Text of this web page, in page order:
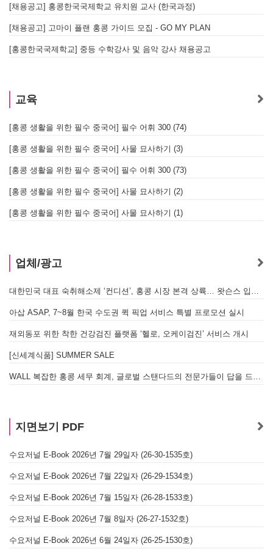
[채용공고] 홍콩한국국제학교 유치원 교사 (한국과정)
[채용공고] 고마이 플랜 홍콩 가이드 모집 - GO MY PLAN
[홍콩한국국제학교] 중등 수학강사 및 음악 강사 채용공고
교육
[홍콩 생활을 위한 필수 중국어] 필수 어휘 300 (74)
[홍콩 생활을 위한 필수 중국어] 사물 묘사하기 (3)
[홍콩 생활을 위한 필수 중국어] 필수 어휘 300 (73)
[홍콩 생활을 위한 필수 중국어] 사물 묘사하기 (2)
[홍콩 생활을 위한 필수 중국어] 사물 묘사하기 (1)
업체/광고
아삽 ASAP, 7~8월 한국 수도권 퀵 픽업 서비스 특별 프로모션 실시
재외동포 위한 착한 건강검진 플랫폼 ‘헬로, 오케이검진’ 서비스 개시
[신세계식품] SUMMER SALE
지면보기 PDF
수요저널 E-Book 2026년 7월 29일자 (26-30-1535호)
수요저널 E-Book 2026년 7월 22일자 (26-29-1534호)
수요저널 E-Book 2026년 7월 15일자 (26-28-1533호)
수요저널 E-Book 2026년 7월 8일자 (26-27-1532호)
수요저널 E-Book 2026년 6월 24일자 (26-25-1530호)